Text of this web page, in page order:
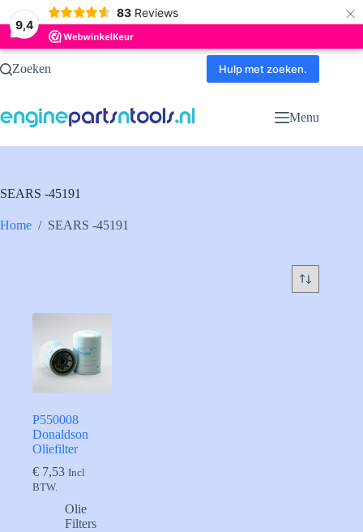
9,4
83 Reviews ×
Ga
naarZoeken Hulp met zoeken.
Menu
SEARS -45191
Home / SEARS -45191
P550008
Donaldson
Oliefilter
€ 7,53 Incl
BTW.
Olie
Filters